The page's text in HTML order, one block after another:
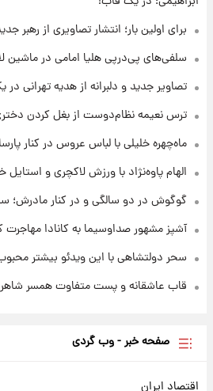
۲۱ ساعت پیش
با قدرتمندترین و
شوید+ فیلم
۲۱ ساعت پیش
برای اولین بار؛ انتشار تصاویری از رهبر
سلفی‌های پی‌درپی هلیا امامی در ماشین
تصاویر جدید و دلبرانه از هدیه تهرانی در
ترس نعیمه نظام‌دوست از بغل کردن
ماه‌چهره خلیلی با لباس عروس در کنار
الهام پاوه‌نژاد با ورزش لاکچری و
گوگوش در دو سالگی و در کنار مادرش؛ سال
آشپز مشهور صداوسیما به کانادا مهاجرت
سحر دولتشاهی با این ویدئو بیشتر
قاب عاشقانه و پست متفاوت همسر
صفحه خبر - وب گردی
اقتصاد ایران